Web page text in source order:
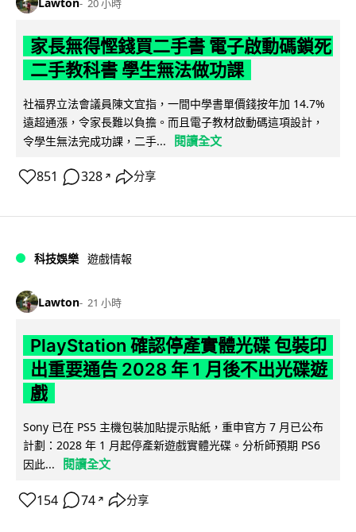
20 小時
家長無得慳錢買二手書 電子啟動碼鎖死
二手教科書 學生無法做功課
社福界立法會議員陳文宜指，一間中學書單價錢按年加 14.7%
遠超通漲，令家長難以負擔。而且電子教材啟動碼這項設計，
令學生無法完成功課，二手...
閱讀全文
851 328 ↗ 分享
科技娛樂 遊戲情報
Lawton 21 小時
PlayStation 確認停產實體光碟 包裝印
出重要通告 2028 年 1 月後不出光碟遊
戲
Sony 已在 PS5 主機包裝加貼提示貼紙，重申官方 7 月已公布
計劃：2028 年 1 月起停產新遊戲實體光碟。分析師預期 PS6
因此...
閱讀全文
154 74 ↗ 分享